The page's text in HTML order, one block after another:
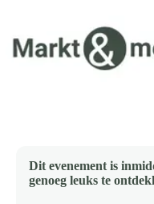
inhoud
Dit evenement is
genoeg leuks te